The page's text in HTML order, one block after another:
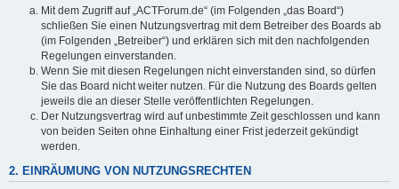
Mit dem Zugriff auf „ACTForum.de“ (im Folgenden „das Board“)
schließen Sie einen Nutzungsvertrag mit dem Betreiber des Boards ab
(im Folgenden „Betreiber“) und erklären sich mit den nachfolgenden
Regelungen einverstanden.
Wenn Sie mit diesen Regelungen nicht einverstanden sind, so dürfen
Sie das Board nicht weiter nutzen. Für die Nutzung des Boards gelten
jeweils die an dieser Stelle veröffentlichten Regelungen.
Der Nutzungsvertrag wird auf unbestimmte Zeit geschlossen und kann
von beiden Seiten ohne Einhaltung einer Frist jederzeit gekündigt
werden.
2. EINRÄUMUNG VON NUTZUNGSRECHTEN